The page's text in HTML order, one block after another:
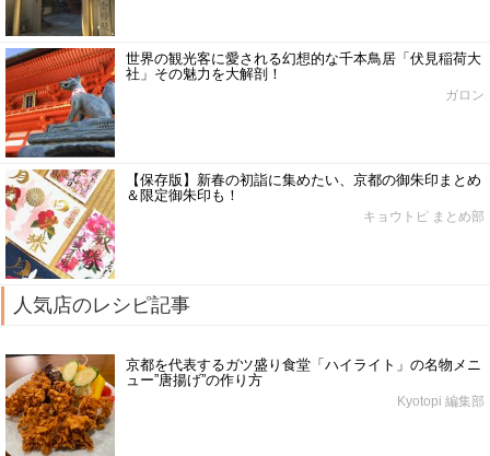
世界の観光客に愛される幻想的な千本鳥居「伏見稲荷大
社」その魅力を大解剖！
ガロン
【保存版】新春の初詣に集めたい、京都の御朱印まとめ
＆限定御朱印も！
キョウトピ まとめ部
人気店のレシピ記事
京都を代表するガツ盛り食堂「ハイライト」の名物メニ
ュー”唐揚げ”の作り方
Kyotopi 編集部